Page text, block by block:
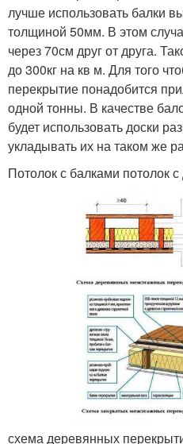
лучше использовать балки
толщиной 50мм. В этом
через 70см друг от друга.
до 300кг на кв м. Для того
перекрытие понадобится
одной тонны. В качестве
будет использовать доски
укладывать их на таком же
Потолок с балками потолок
схема деревянных